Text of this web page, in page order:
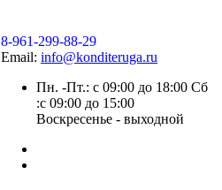
8-961-299-88-29
Email: info@konditeruga.ru
Пн. -Пт.: с 09:00 до 18:00 Сб
:с 09:00 до 15:00
Воскресенье - выходной